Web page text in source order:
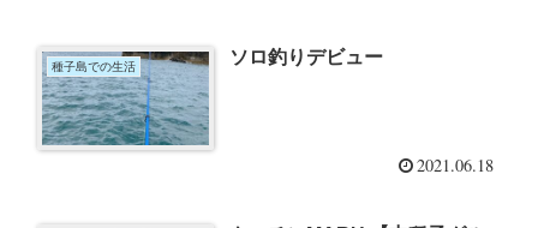
種子島での生活 ソロ釣りデビュー
2021.06.18